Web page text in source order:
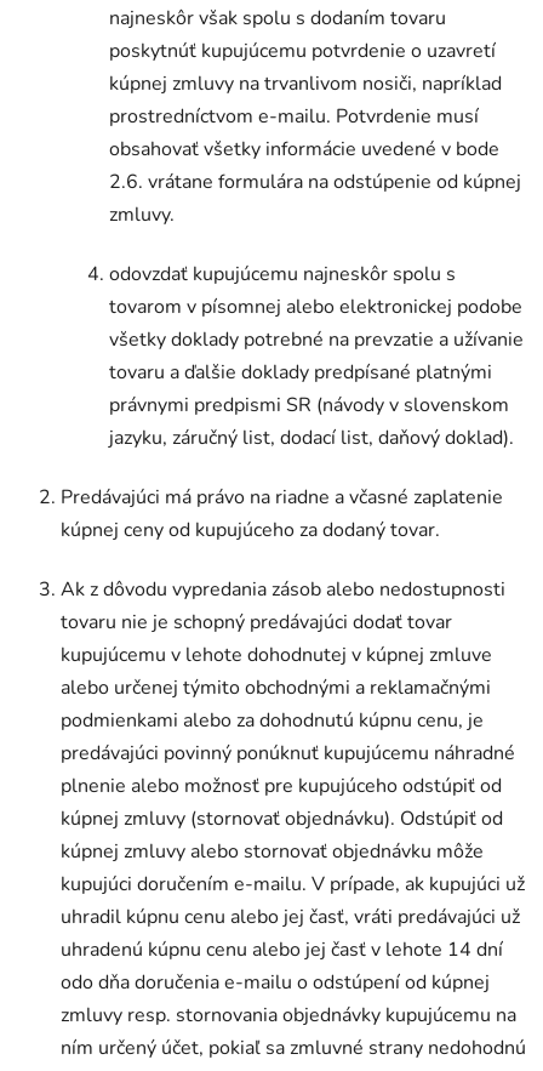
najneskôr však spolu s dodaním tovaru
poskytnúť kupujúcemu potvrdenie o uzavretí
kúpnej zmluvy na trvanlivom nosiči, napríklad
prostredníctvom e-mailu. Potvrdenie musí
obsahovať všetky informácie uvedené v bode
2.6. vrátane formulára na odstúpenie od kúpnej
zmluvy.
odovzdať kupujúcemu najneskôr spolu s
tovarom v písomnej alebo elektronickej podobe
všetky doklady potrebné na prevzatie a užívanie
tovaru a ďalšie doklady predpísané platnými
právnymi predpismi SR (návody v slovenskom
jazyku, záručný list, dodací list, daňový doklad).
Predávajúci má právo na riadne a včasné zaplatenie
kúpnej ceny od kupujúceho za dodaný tovar.
Ak z dôvodu vypredania zásob alebo nedostupnosti
tovaru nie je schopný predávajúci dodať tovar
kupujúcemu v lehote dohodnutej v kúpnej zmluve
alebo určenej týmito obchodnými a reklamačnými
podmienkami alebo za dohodnutú kúpnu cenu, je
predávajúci povinný ponúknuť kupujúcemu náhradné
plnenie alebo možnosť pre kupujúceho odstúpiť od
kúpnej zmluvy (stornovať objednávku). Odstúpiť od
kúpnej zmluvy alebo stornovať objednávku môže
kupujúci doručením e-mailu. V prípade, ak kupujúci už
uhradil kúpnu cenu alebo jej časť, vráti predávajúci už
uhradenú kúpnu cenu alebo jej časť v lehote 14 dní
odo dňa doručenia e-mailu o odstúpení od kúpnej
zmluvy resp. stornovania objednávky kupujúcemu na
ním určený účet, pokiaľ sa zmluvné strany nedohodnú